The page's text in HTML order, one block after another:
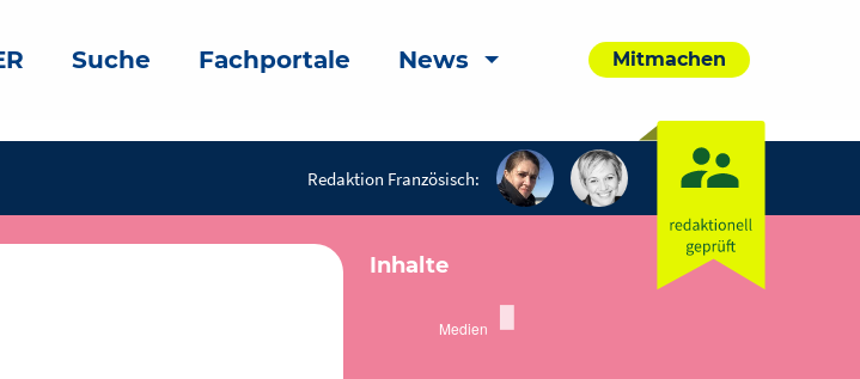
Suche Fachportale News Mitmachen
Redaktion Französisch:
Inhalte